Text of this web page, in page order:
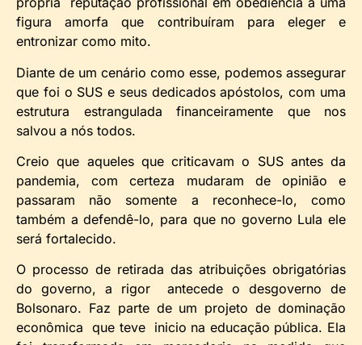
figura amorfa que contribuíram para eleger e
entronizar como mito.
Diante de um cenário como esse, podemos assegurar
que foi o SUS e seus dedicados apóstolos, com uma
estrutura estrangulada financeiramente que nos
salvou a nós todos.
Creio que aqueles que criticavam o SUS antes da
pandemia, com certeza mudaram de opinião e
passaram não somente a reconhece-lo, como
também a defendê-lo, para que no governo Lula ele
será fortalecido.
O processo de retirada das atribuições obrigatórias
do governo, a rigor antecede o desgoverno de
Bolsonaro. Faz parte de um projeto de dominação
econômica que teve inicio na educação pública. Ela